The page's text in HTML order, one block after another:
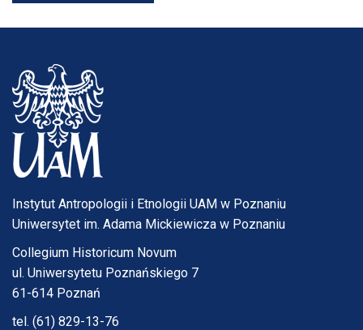
Instytut Antropologii i Etnologii UAM w Poznaniu
Uniwersytet im. Adama Mickiewicza w Poznaniu
Collegium Historicum Novum
ul. Uniwersytetu Poznańskiego 7
61-614 Poznań
tel. (61) 829-13-76